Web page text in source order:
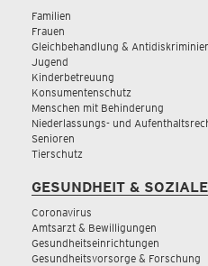
Familien
Frauen
Gleichbehandlung &
Jugend
Kinderbetreuung
Konsumentenschutz
Menschen mit Behinderung
Niederlassungs- und
Senioren
Tierschutz
GESUNDHEIT &
Coronavirus
Amtsarzt & Bewilligungen
Gesundheitseinrichtungen
Gesundheitsvorsorge & Forschung